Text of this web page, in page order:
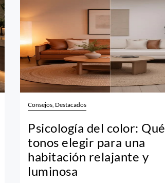
Consejos, Destacados
Psicología del color: Qué
tonos elegir para una
habitación relajante y
luminosa